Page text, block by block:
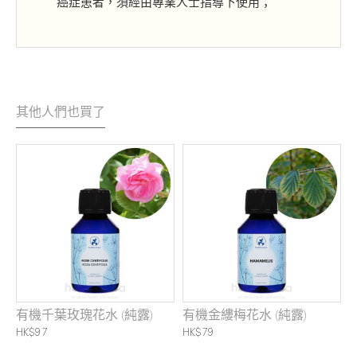
其他人們也買了
有機千葉玫瑰花水 (純露)
HK$97
有機金縷梅花水 (純露)
HK$79